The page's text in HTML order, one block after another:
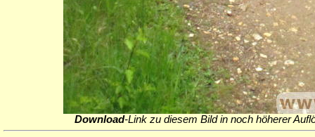
Download-Link zu diesem Bild in noch höherer